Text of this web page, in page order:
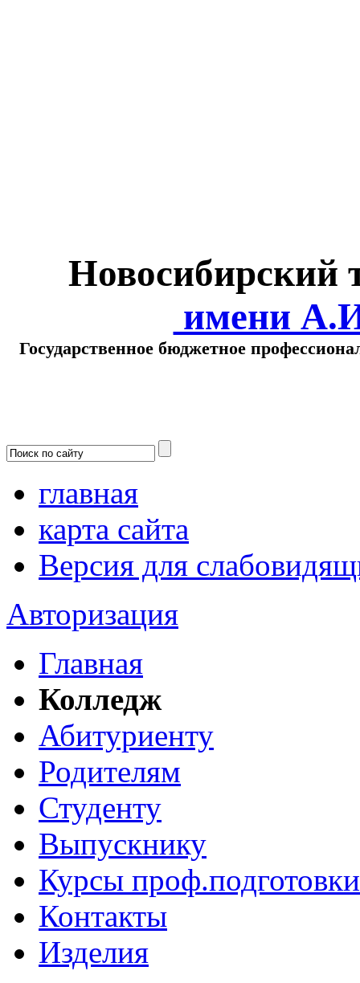
Новосибирский
имени
Государственное бюджетное
главная
карта сайта
Версия для
Авторизация
Главная
Колледж
Абитуриенту
Родителям
Студенту
Выпускнику
Курсы проф.подготовки
Контакты
Изделия